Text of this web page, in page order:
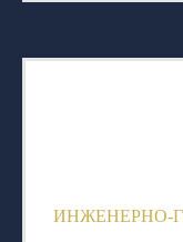
ИНЖЕНЕРНО-